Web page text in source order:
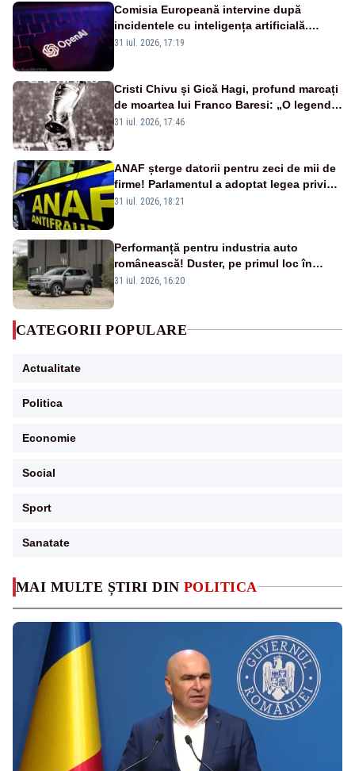
MAI MULTE ȘTIRI DIN POLITICA
Comisia Europeană intervine după
incidentele cu inteligența artificială.
OpenAI și Anthropic, vizate
31 iul. 2026, 17:19
Cristi Chivu și Gică Hagi, profund marcați
de moartea lui Franco Baresi: „O legendă
a fotbalului mondial”
31 iul. 2026, 17:46
ANAF șterge datorii pentru zeci de mii de
firme! Parlamentul a adoptat legea privind
amnistia fiscală
31 iul. 2026, 18:21
Performanță pentru industria auto
românească! Duster, pe primul loc în
topul vânzărilor din Ucraina
31 iul. 2026, 16:20
CATEGORII POPULARE
Actualitate
Politica
Economie
Social
Sport
Sanatate